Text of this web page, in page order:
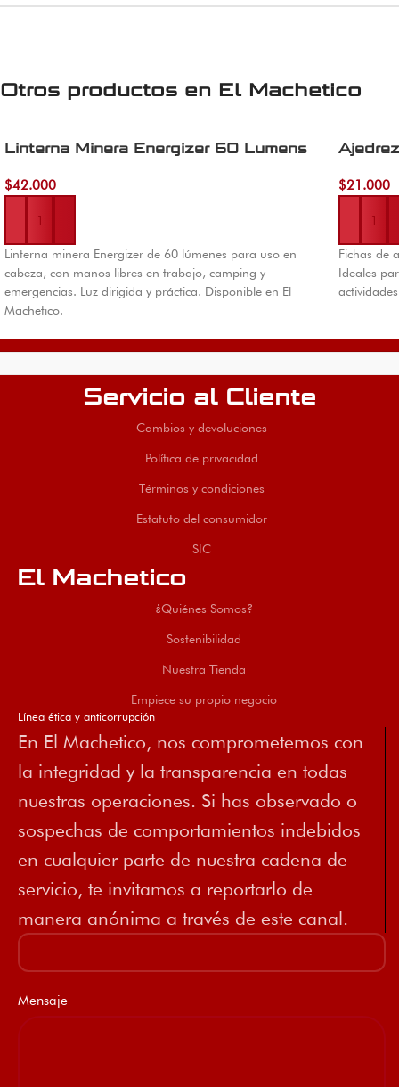
Otros productos en El Machetico
Linterna Minera Energizer 60 Lumens
$42.000
Añadir al carrito
Linterna minera Energizer de 60 lúmenes para uso en
cabeza, con manos libres en trabajo, camping y
emergencias. Luz dirigida y práctica. Disponible en El
Machetico.
$21.000
Añadir al
Fichas de
Ideales
Servicio al Cliente
Cambios y devoluciones
Política de privacidad
Términos y condiciones
Estatuto del consumidor
SIC
El Machetico
¿Quiénes Somos?
Sostenibilidad
Nuestra Tienda
Empiece su propio negocio
Línea ética y anticorrupción
En El Machetico, nos comprometemos con
la integridad y la transparencia en todas
nuestras operaciones. Si has observado o
sospechas de comportamientos indebidos
en cualquier parte de nuestra cadena de
servicio, te invitamos a reportarlo de
manera anónima a través de este canal.
Mensaje